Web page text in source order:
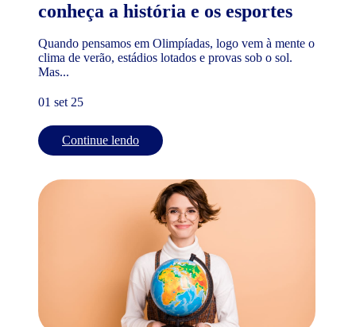
conheça a história e os esportes
Quando pensamos em Olimpíadas, logo vem à mente o
clima de verão, estádios lotados e provas sob o sol.
Mas...
01 set 25
Continue lendo